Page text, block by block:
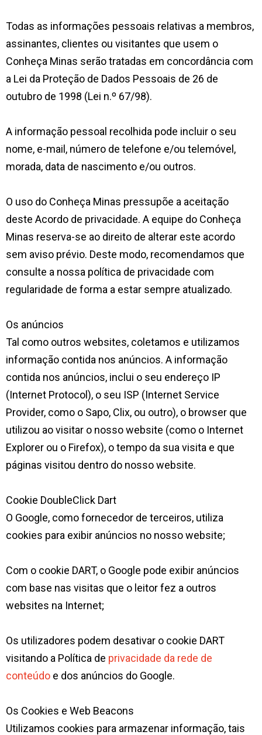
Todas as informações pessoais relativas a membros,
assinantes, clientes ou visitantes que usem o
Conheça Minas serão tratadas em concordância com
a Lei da Proteção de Dados Pessoais de 26 de
outubro de 1998 (Lei n.º 67/98).
A informação pessoal recolhida pode incluir o seu
nome, e-mail, número de telefone e/ou telemóvel,
morada, data de nascimento e/ou outros.
O uso do Conheça Minas pressupõe a aceitação
deste Acordo de privacidade. A equipe do Conheça
Minas reserva-se ao direito de alterar este acordo
sem aviso prévio. Deste modo, recomendamos que
consulte a nossa política de privacidade com
regularidade de forma a estar sempre atualizado.
Os anúncios
Tal como outros websites, coletamos e utilizamos
informação contida nos anúncios. A informação
contida nos anúncios, inclui o seu endereço IP
(Internet Protocol), o seu ISP (Internet Service
Provider, como o Sapo, Clix, ou outro), o browser que
utilizou ao visitar o nosso website (como o Internet
Explorer ou o Firefox), o tempo da sua visita e que
páginas visitou dentro do nosso website.
Cookie DoubleClick Dart
O Google, como fornecedor de terceiros, utiliza
cookies para exibir anúncios no nosso website;
Com o cookie DART, o Google pode exibir anúncios
com base nas visitas que o leitor fez a outros
websites na Internet;
Os utilizadores podem desativar o cookie DART
visitando a Política de privacidade da rede de
conteúdo e dos anúncios do Google.
Os Cookies e Web Beacons
Utilizamos cookies para armazenar informação, tais